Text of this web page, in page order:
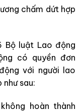
chấm dứt hợp
Bộ luật Lao động
có quyền đơn
với người lao
sau:
hoàn thành